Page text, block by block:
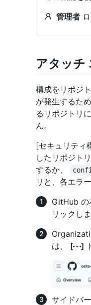
管理者
アタッチ
構成をリポジ
が発生するた
るリポジトリ
ん。
[セキュリティ
したリポジト
するか、
リと、各エラ
GitHub の
リックしま
は、 [ ]
サイドバ